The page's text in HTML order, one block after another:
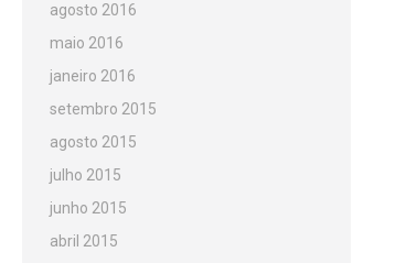
agosto 2016
maio 2016
janeiro 2016
setembro 2015
agosto 2015
julho 2015
junho 2015
abril 2015